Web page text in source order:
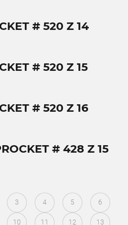
# 520 Z 14
# 520 Z 15
# 520 Z 16
# 428 Z 15
3 4 5 6
10 11 12 13